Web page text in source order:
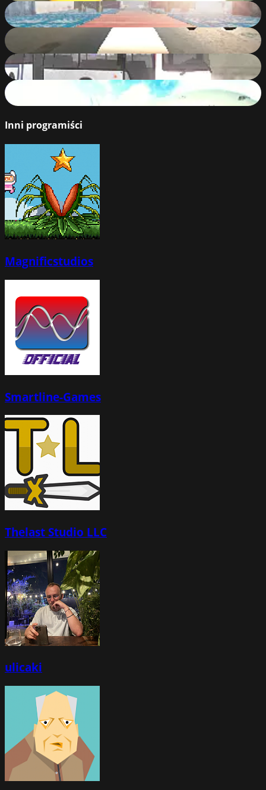
Extreme Cars Stunts
80%
Bus Challenge
77
City Bus Rush
83%
AIRPLANE FLYING EXPIERENCE
82
Inni programiści
Magnificstudios
Smartline-Games
Thelast Studio LLC
ulicaki